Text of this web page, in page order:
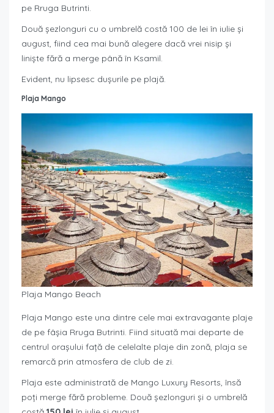
pe Rruga Butrinti.
Două șezlonguri cu o umbrelă costă 100 de lei în iulie și
august, fiind cea mai bună alegere dacă vrei nisip și
liniște fără a merge până în Ksamil.
Evident, nu lipsesc dușurile pe plajă.
Plaja Mango
Plaja Mango Beach
Plaja Mango este una dintre cele mai extravagante plaje
de pe fâșia Rruga Butrinti. Fiind situată mai departe de
centrul orașului față de celelalte plaje din zonă, plaja se
remarcă prin atmosfera de club de zi.
Plaja este administrată de Mango Luxury Resorts, însă
poți merge fără probleme. Două șezlonguri și o umbrelă